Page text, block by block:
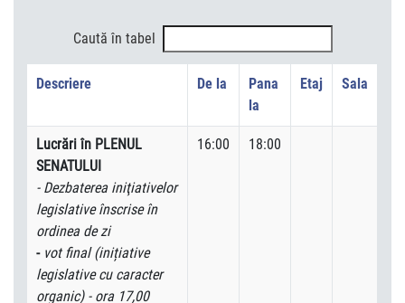
Caută în tabel
Descriere De la
Pana
la
Etaj Sala
Lucrări în PLENUL
SENATULUI
- Dezbaterea iniţiativelor
legislative înscrise în
ordinea de zi
- vot final (inițiative
legislative cu caracter
organic) - ora 17,00
16:00 18:00